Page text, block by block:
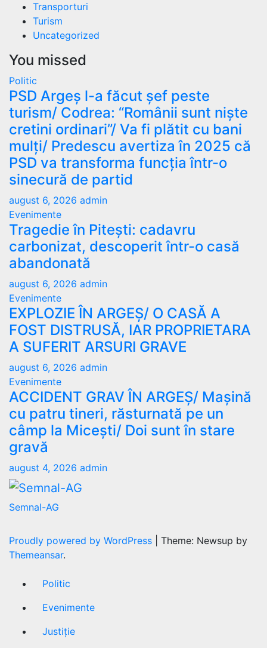
Transporturi
Turism
Uncategorized
You missed
Politic
PSD Argeș l-a făcut șef peste
turism/ Codrea: “Românii sunt niște
cretini ordinari”/ Va fi plătit cu bani
mulți/ Predescu avertiza în 2025 că
PSD va transforma funcția într-o
sinecură de partid
august 6, 2026 admin
Evenimente
Tragedie în Pitești: cadavru
carbonizat, descoperit într-o casă
abandonată
august 6, 2026 admin
Evenimente
EXPLOZIE ÎN ARGEȘ/ O CASĂ A
FOST DISTRUSĂ, IAR PROPRIETARA
A SUFERIT ARSURI GRAVE
august 6, 2026 admin
Evenimente
ACCIDENT GRAV ÎN ARGEȘ/ Mașină
cu patru tineri, răsturnată pe un
câmp la Micești/ Doi sunt în stare
gravă
august 4, 2026 admin
Semnal-AG
Proudly powered by WordPress
Theme: Newsup by
Themeansar.
Politic
Evenimente
Justiție